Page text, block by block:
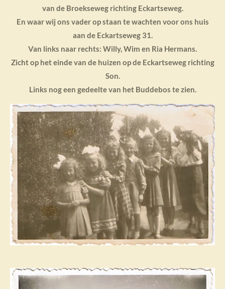
van de Broekseweg richting Eckartseweg.
En waar wij ons vader op staan te wachten voor ons huis
aan de Eckartseweg 31.
Van links naar rechts: Willy, Wim en Ria Hermans.
Zicht op het einde van de huizen op de Eckartseweg richting
Son.
Links nog een gedeelte van het Buddebos te zien.